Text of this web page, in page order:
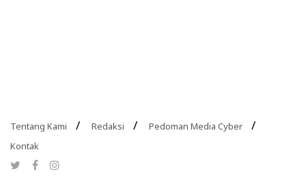
Tentang Kami Redaksi
Pedoman Media Cyber
Kontak